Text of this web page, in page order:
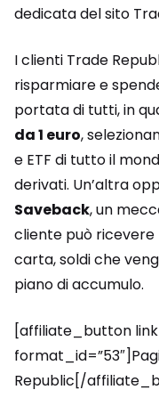
dedicata del sito
I clienti Trade
risparmiare e
portata di tutti, in
da 1 euro,
e ETF di tutto il
derivati. Un’altra
Saveback, un
cliente può ricevere
carta, soldi che
piano di accumulo.
[affiliate_button
Republic[/